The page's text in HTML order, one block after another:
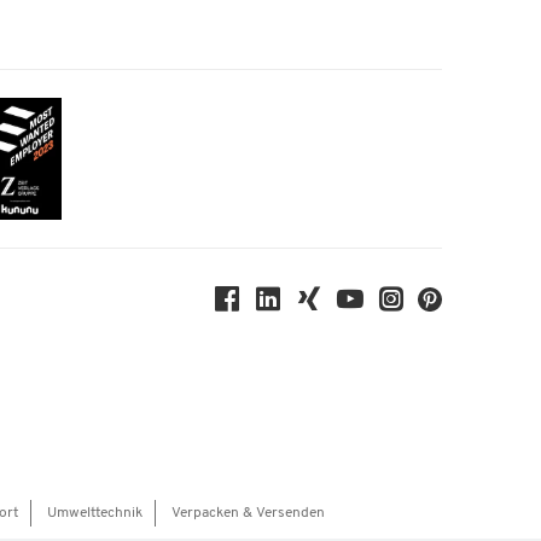
Umwelttechnik Verpacken & Versenden